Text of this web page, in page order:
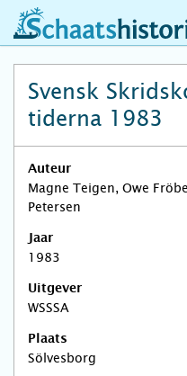
schaatshistorie.nl
Svensk
tiderna 1983
Auteur
Magne Teigen, Owe
Petersen
Jaar
1983
Uitgever
WSSSA
Plaats
Sölvesborg